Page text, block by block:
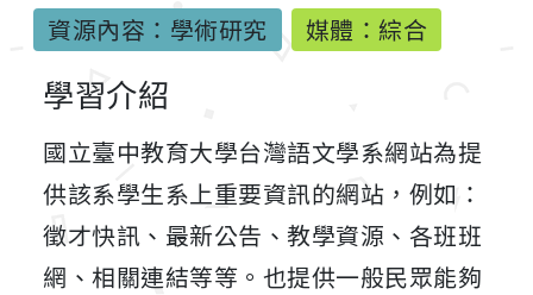
資源內容：學術研究
媒體：綜合
學習介紹
國立臺中教育大學台灣語文學系網站為提
供該系學生系上重要資訊的網站，例如：
徵才快訊、最新公告、教學資源、各班班
網、相關連結等等。也提供一般民眾能夠